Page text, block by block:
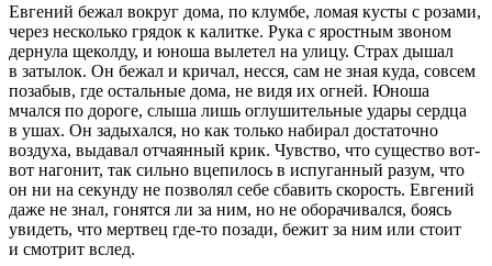
Евгений бежал вокруг дома, по клумбе, ломая кусты с розами,
через несколько грядок к калитке. Рука с яростным звоном
дернула щеколду, и юноша вылетел на улицу. Страх дышал
в затылок. Он бежал и кричал, несся, сам не зная куда, совсем
позабыв, где остальные дома, не видя их огней. Юноша
мчался по дороге, слыша лишь оглушительные удары сердца
в ушах. Он задыхался, но как только набирал достаточно
воздуха, выдавал отчаянный крик. Чувство, что существо вот-
вот нагонит, так сильно вцепилось в испуганный разум, что
он ни на секунду не позволял себе сбавить скорость. Евгений
даже не знал, гонятся ли за ним, но не оборачивался, боясь
увидеть, что мертвец где-то позади, бежит за ним или стоит
и смотрит вслед.